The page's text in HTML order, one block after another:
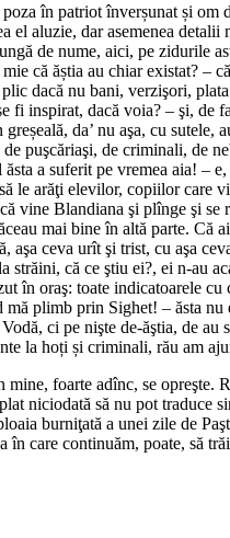
în patriot înverșunat și
el aluzie, dar asemenea
de nume, aici, pe
că ăștia au chiar existat?
dacă nu bani, verzişori,
fi inspirat, dacă voia? – şi,
da’ nu aşa, cu
puşcăriaşi, de criminali, de
a suferit pe vremea aia!
le arăţi elevilor, copiilor
vine Blandiana şi plînge şi
mai bine în altă parte.
aşa ceva urît şi trist, cu aşa
că ce ştiu ei?, ei n-au
în oraş: toate indicatoarele
plimb prin Sighet! – ăsta
ci pe nişte de-ăştia, de
la hoți și criminali, rău am
foarte adînc, se opreşte.
niciodată să nu pot
burniţată a unei zile de
care continuăm, poate, să